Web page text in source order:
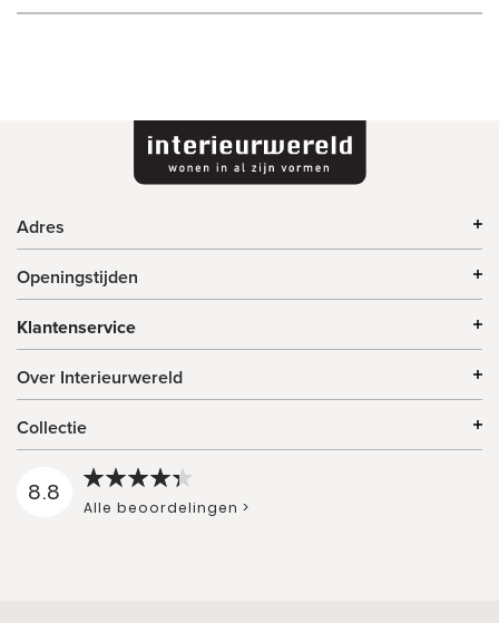
Adres
Openingstijden
Klantenservice
Over Interieurwereld
Collectie
8.8
Alle beoordelingen >